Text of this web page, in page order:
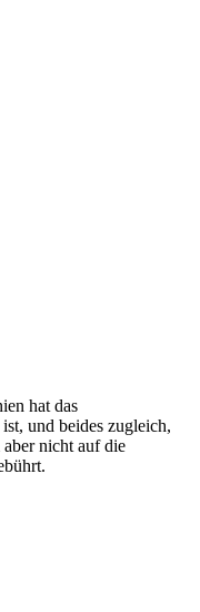
hat das
und beides zugleich,
nicht auf die